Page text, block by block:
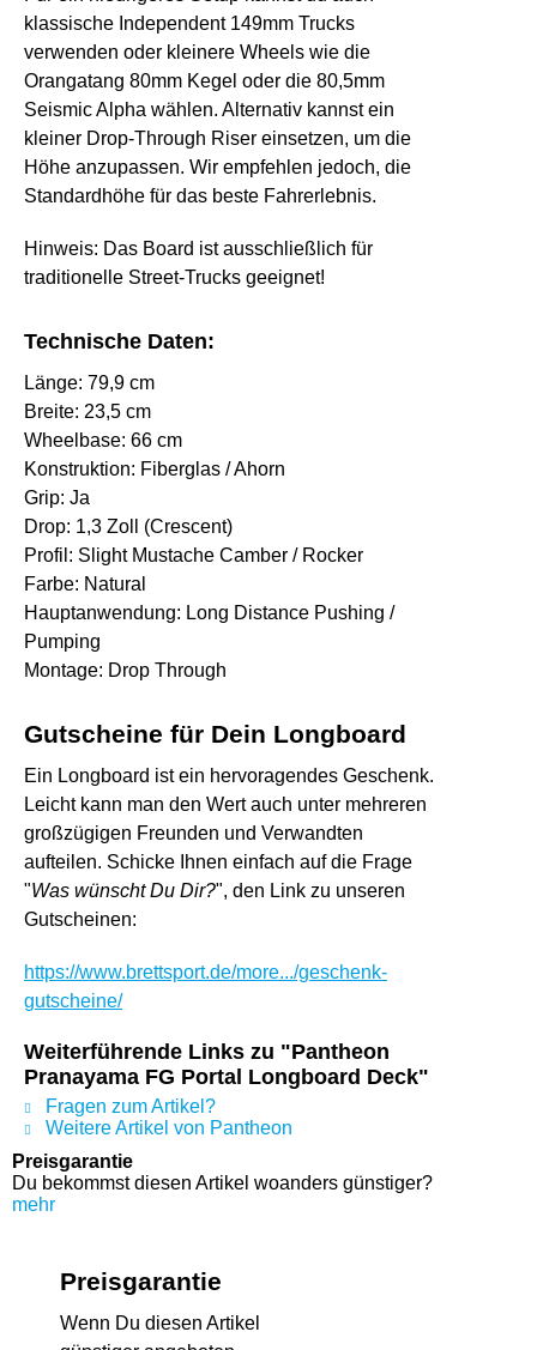
klassische Independent 149mm Trucks
verwenden oder kleinere Wheels wie die
Orangatang 80mm Kegel oder die 80,5mm
Seismic Alpha wählen. Alternativ kannst ein
kleiner Drop-Through Riser einsetzen, um die
Höhe anzupassen. Wir empfehlen jedoch, die
Standardhöhe für das beste Fahrerlebnis.
Hinweis: Das Board ist ausschließlich für
traditionelle Street-Trucks geeignet!
Technische Daten:
Länge: 79,9 cm
Breite: 23,5 cm
Wheelbase: 66 cm
Konstruktion: Fiberglas / Ahorn
Grip: Ja
Drop: 1,3 Zoll (Crescent)
Profil : Slight Mustache Camber / Rocker
Farbe: Natural
Hauptanwendung: Long Distance Pushing /
Pumping
Montage: Drop Through
Gutscheine für Dein Longboard
Ein Longboard ist ein hervoragendes Geschenk.
Leicht kann man den Wert auch unter mehreren
großzügigen Freunden und Verwandten
aufteilen. Schicke Ihnen einfach auf die Frage
"Was wünscht Du Dir?", den Link zu unseren
Gutscheinen:
https://www.brettsport.de/more.../geschenk-
gutscheine/
Weiterführende Links zu "Pantheon
Pranayama FG Portal Longboard Deck"
Fragen zum Artikel?
Weitere Artikel von Pantheon
Preisgarantie
Du bekommst diesen Artikel woanders günstiger?
mehr
Preisgarantie
Wenn Du diesen Artikel